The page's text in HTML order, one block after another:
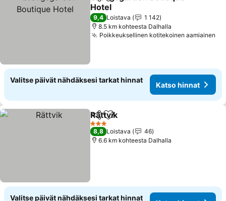
Lisää suosikkeihin
Hotel
9,4 Loistava
1 142
8.5 km kohteesta Dalhalla
Poikkeuksellinen kotitekoinen aamiainen
Valitse päivät nähdäksesi tarkat hinnat
Katso hinnat
Jaa Lisää suosikkeihin
Rättvik
3 Tähtiluokitus
8,8 Loistava
46
6.6 km kohteesta Dalhalla
Valitse päivät nähdäksesi tarkat hinnat